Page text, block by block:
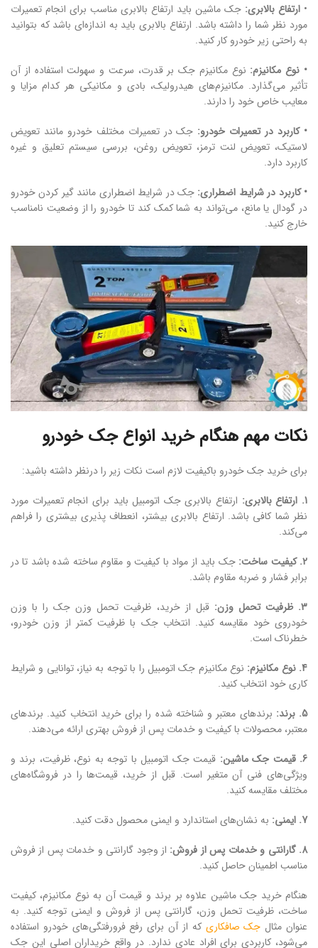
• ارتفاع بالابری: جک ماشین باید ارتفاع بالابری مناسب برای انجام تعمیرات
مورد نظر شما را داشته باشد. ارتفاع بالابری باید به اندازه‌ای باشد که بتوانید
به راحتی زیر خودرو کار کنید.
• نوع مکانیزم: نوع مکانیزم جک بر قدرت، سرعت و سهولت استفاده از آن
تأثیر می‌گذارد. مکانیزم‌های هیدرولیک، بادی و مکانیکی هر کدام مزایا و
معایب خاص خود را دارند.
• کاربرد در تعمیرات خودرو: جک در تعمیرات مختلف خودرو مانند تعویض
لاستیک، تعویض لنت ترمز، تعویض روغن، بررسی سیستم تعلیق و غیره
کاربرد دارد.
• کاربرد در شرایط اضطراری: جک در شرایط اضطراری مانند گیر کردن خودرو
در گودال یا مانع، می‌تواند به شما کمک کند تا خودرو را از وضعیت نامناسب
خارج کنید.
نکات مهم هنگام خرید انواع جک خودرو
برای خرید جک خودرو باکیفیت لازم است نکات زیر را درنظر داشته باشید:
1. ارتفاع بالابری:
ارتفاع بالابری جک اتومبیل باید برای انجام تعمیرات مورد
نظر شما کافی باشد. ارتفاع بالابری بیشتر، انعطاف‌ پذیری بیشتری را فراهم
می‌کند.
2. کیفیت ساخت:
جک باید از مواد با کیفیت و مقاوم ساخته شده باشد تا در
برابر فشار و ضربه مقاوم باشد.
3. ظرفیت تحمل وزن:
قبل از خرید، ظرفیت تحمل وزن جک را با وزن
خودروی خود مقایسه کنید. انتخاب جک با ظرفیت کمتر از وزن خودرو،
خطرناک است.
4. نوع مکانیزم:
نوع مکانیزم جک اتومبیل را با توجه به نیاز، توانایی و شرایط
کاری خود انتخاب کنید.
5. برند:
برندهای معتبر و شناخته شده را برای خرید انتخاب کنید. برندهای
معتبر، محصولات با کیفیت و خدمات پس از فروش بهتری ارائه می‌دهند.
6. قیمت جک ماشین:
قیمت جک اتومبیل با توجه به نوع، ظرفیت، برند و
ویژگی‌های فنی آن متغیر است. قبل از خرید، قیمت‌ها را در فروشگاه‌های
مختلف مقایسه کنید.
7. ایمنی:
به نشان‌های استاندارد و ایمنی محصول دقت کنید.
8. گارانتی و خدمات پس از فروش:
از وجود گارانتی و خدمات پس از فروش
مناسب اطمینان حاصل کنید.
هنگام خرید جک ماشین علاوه ‌بر برند و قیمت آن به نوع مکانیزم، کیفیت
ساخت، ظرفیت تحمل وزن، گارانتی پس از فروش و ایمنی توجه کنید. به‌
عنوان مثال جک صافکاری که از آن برای رفع فرورفتگی‌های خودرو استفاده
می‌شود، کاربردی برای افراد عادی ندارد. در واقع خریداران اصلی این جک